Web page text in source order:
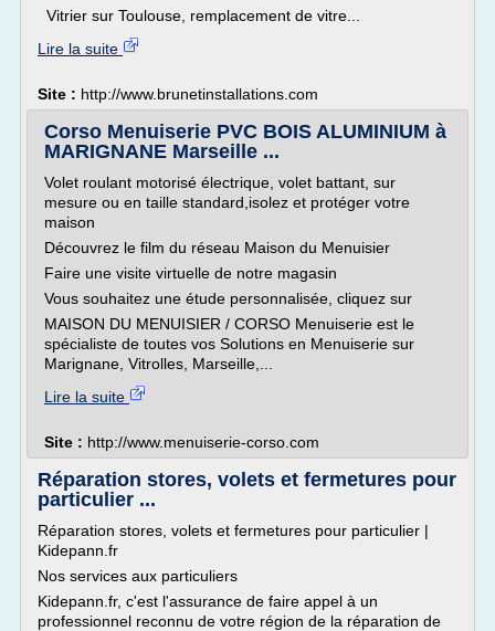
Vitrier sur Toulouse, remplacement de vitre...
Lire la suite
Site : http://www.brunetinstallations.com
Corso Menuiserie PVC BOIS ALUMINIUM à
MARIGNANE Marseille ...
Volet roulant motorisé électrique, volet battant, sur
mesure ou en taille standard,isolez et protéger votre
maison
Découvrez le film du réseau Maison du Menuisier
Faire une visite virtuelle de notre magasin
Vous souhaitez une étude personnalisée, cliquez sur
MAISON DU MENUISIER / CORSO Menuiserie est le
spécialiste de toutes vos Solutions en Menuiserie sur
Marignane, Vitrolles, Marseille,...
Lire la suite
Site : http://www.menuiserie-corso.com
Réparation stores, volets et fermetures pour
particulier ...
Réparation stores, volets et fermetures pour particulier |
Kidepann.fr
Nos services aux particuliers
Kidepann.fr, c'est l'assurance de faire appel à un
professionnel reconnu de votre région de la réparation de